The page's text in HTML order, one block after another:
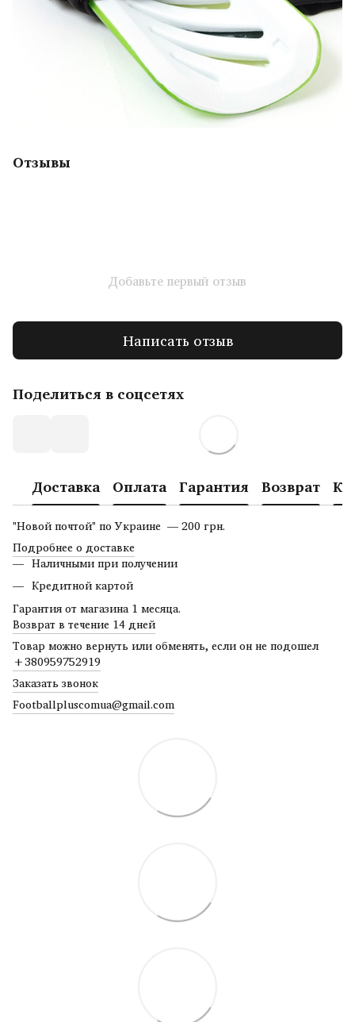
Отзывы
Добавьте первый отзыв
Написать отзыв
Поделиться в соцсетях
Доставка Оплата Гарантия Возврат
"Новой почтой" по Украине — 200 грн.
Подробнее о доставке
Наличными при получении
Кредитной картой
Гарантия от магазина 1 месяца.
Возврат в течение 14 дней
Товар можно вернуть или обменять, если он не подошел
+380959752919
Заказать звонок
Footballpluscomua@gmail.com